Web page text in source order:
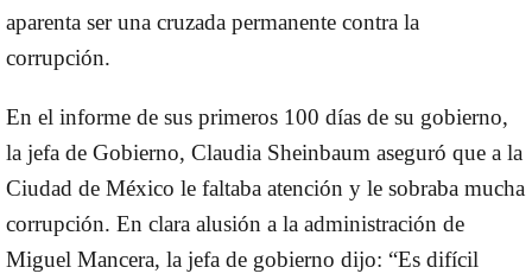
aparenta ser una cruzada permanente contra la
corrupción.
En el informe de sus primeros 100 días de su gobierno,
la jefa de Gobierno, Claudia Sheinbaum aseguró que a la
Ciudad de México le faltaba atención y le sobraba mucha
corrupción. En clara alusión a la administración de
Miguel Mancera, la jefa de gobierno dijo: “Es difícil